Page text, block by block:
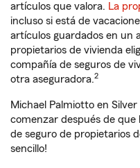
artículos que valora. La
incluso si está de
artículos guardados en un
propietarios de vivienda
compañía de seguros de
otra aseguradora.2
Michael Palmiotto en
comenzar después de
de seguro de propietarios
sencillo!